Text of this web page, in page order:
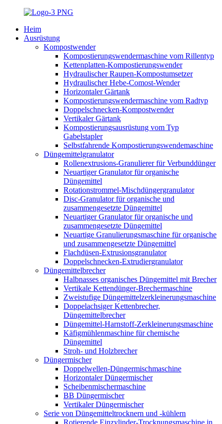
Heim
Ausrüstung
Kompostwender
Kompostierungswendermaschine vom Rillentyp
Kettenplatten-Kompostierungswender
Hydraulischer Raupen-Kompostumsetzer
Hydraulischer Hebe-Comost-Wender
Horizontaler Gärtank
Kompostierungswendermaschine vom Radtyp
Doppelschnecken-Kompostwender
Vertikaler Gärtank
Kompostierungsausrüstung vom Typ
Gabelstapler
Selbstfahrende Kompostierungswendemaschine
Düngemittelgranulator
Rollenextrusions-Granulierer für Verbunddünger
Neuartiger Granulator für organische
Düngemittel
Rotationstrommel-Mischdüngergranulator
Disc-Granulator für organische und
zusammengesetzte Düngemittel
Neuartiger Granulator für organische und
zusammengesetzte Düngemittel
Neuartige Granulierungsmaschine für organische
und zusammengesetzte Düngemittel
Flachdüsen-Extrusionsgranulator
Doppelschnecken-Extrudiergranulator
Düngemittelbrecher
Halbnasses organisches Düngemittel mit Brecher
Vertikale Kettendünger-Brechermaschine
Zweistufige Düngemittelzerkleinerungsmaschine
Doppelachsiger Kettenbrecher,
Düngemittelbrecher
Düngemittel-Harnstoff-Zerkleinerungsmaschine
Käfigmühlenmaschine für chemische
Düngemittel
Stroh- und Holzbrecher
Düngermischer
Doppelwellen-Düngermischmaschine
Horizontaler Düngermischer
Scheibenmischermaschine
BB Düngermischer
Vertikaler Düngermischer
Serie von Düngemitteltrocknern und -kühlern
Rotierende Einzylinder-Trocknungsmaschine in